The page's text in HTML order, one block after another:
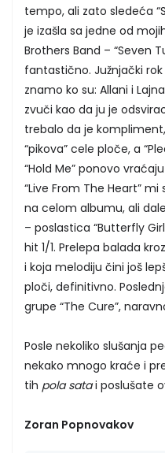
tempo, ali zato sledeća
je izašla sa jedne od
Brothers Band – “Seven
fantastično. Južnjački
znamo ko su: Allani i
zvuči kao da ju je
trebalo da je
“pikova” cele ploče, a
“Hold Me” ponovo
“Live From The Heart”
na celom albumu, ali
– poslastica “Butterfly
hit 1/1. Prelepa balada
i koja melodiju čini još
ploči, definitivno.
grupe “The Cure”,
Posle nekoliko slušanja
nekako mnogo kraće i
tih pola satai poslušate
Zoran Popnovakov